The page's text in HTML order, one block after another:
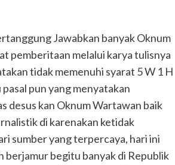
Jawabkan banyak Oknum
pemberitaan melalui karya tulisnya
tidak memenuhi syarat 5 W 1 H
pun yang menyatakan
desus kan Oknum Wartawan baik
di karenakan ketidak
sumber yang terpercaya, hari ini
berjamur begitu banyak di Republik